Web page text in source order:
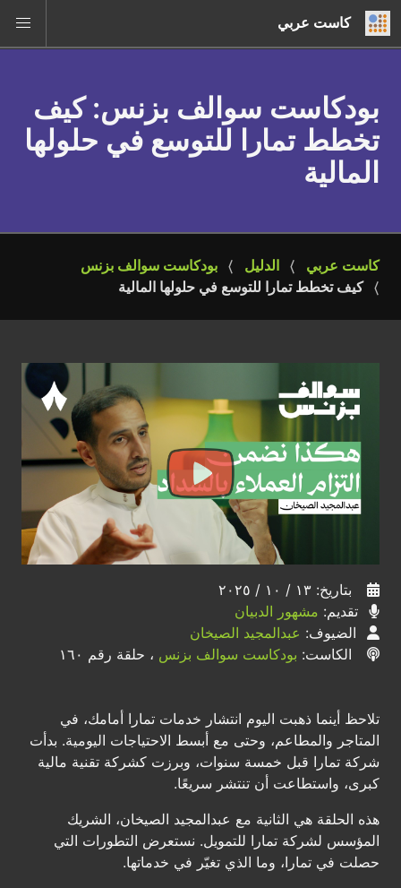
كاست عربي
بودكاست سوالف بزنس: كيف
تخطط تمارا للتوسع في حلولها
المالية
كاست عربي الدليل
بودكاست سوالف بزنس
كيف تخطط تمارا للتوسع في حلولها المالية
بتاريخ: ١٣ / ١٠ / ٢٠٢٥
تقديم: مشهور الدبيان
الضيوف: عبدالمجيد الصيخان
الكاست: بودكاست سوالف بزنس ، حلقة رقم ١٦٠
تلاحظ أينما ذهبت اليوم انتشار خدمات تمارا أمامك، في
المتاجر والمطاعم، وحتى مع أبسط الاحتياجات اليومية. بدأت
شركة تمارا قبل خمسة سنوات، وبرزت كشركة تقنية مالية
كبرى، واستطاعت أن تنتشر سريعًا.
هذه الحلقة هي الثانية مع عبدالمجيد الصيخان، الشريك
المؤسس لشركة تمارا للتمويل. نستعرض التطورات التي
حصلت في تمارا، وما الذي تغيّر في خدماتها.